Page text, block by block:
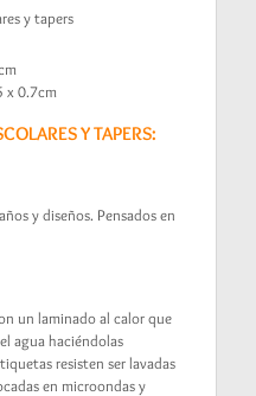
y tapers
x 0.7cm
Y TAPERS:
y diseños. Pensados en
un laminado al calor que
agua haciéndolas
resisten ser lavadas
en microondas y